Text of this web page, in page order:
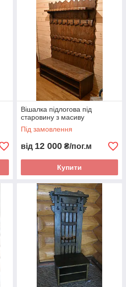
Вішалка підлогова під
старовину з масиву
Під замовлення
від 12 000 ₴/пог.м
Купити